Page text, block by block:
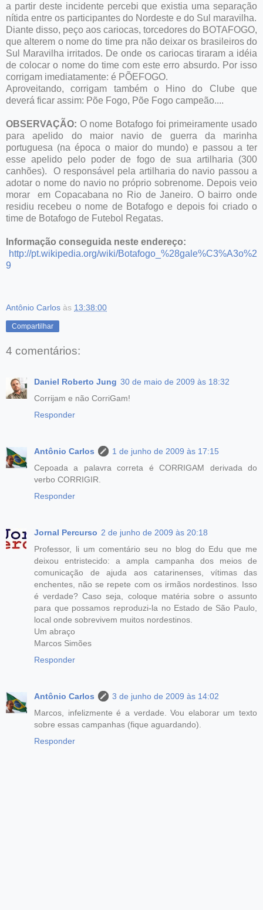
a partir deste incidente percebi que existia uma separação
nítida entre os participantes do Nordeste e do Sul maravilha.
Diante disso, peço aos cariocas, torcedores do BOTAFOGO,
que alterem o nome do time pra não deixar os brasileiros do
Sul Maravilha irritados. De onde os cariocas tiraram a idéia
de colocar o nome do time com este erro absurdo. Por isso
corrigam imediatamente: é PÕEFOGO.
Aproveitando, corrigam também o Hino do Clube que
deverá ficar assim: Põe Fogo, Põe Fogo campeão....
OBSERVAÇÃO: O nome Botafogo foi primeiramente usado
para apelido do maior navio de guerra da marinha
portuguesa (na época o maior do mundo) e passou a ter
esse apelido pelo poder de fogo de sua artilharia (300
canhões). O responsável pela artilharia do navio passou a
adotar o nome do navio no próprio sobrenome. Depois veio
morar em Copacabana no Rio de Janeiro. O bairro onde
residiu recebeu o nome de Botafogo e depois foi criado o
time de Botafogo de Futebol Regatas.
Informação conseguida neste endereço:
http://pt.wikipedia.org/wiki/Botafogo_%28gale%C3%A3o%2
9
Antônio Carlos às 13:38:00
Compartilhar
4 comentários:
Daniel Roberto Jung 30 de maio de 2009 às 18:32
Corrijam e não CorriGam!
Responder
Antônio Carlos
1 de junho de 2009 às 17:15
Cepoada a palavra correta é CORRIGAM derivada do
verbo CORRIGIR.
Responder
Jornal Percurso 2 de junho de 2009 às 20:18
Professor, li um comentário seu no blog do Edu que me
deixou entristecido: a ampla campanha dos meios de
comunicação de ajuda aos catarinenses, vítimas das
enchentes, não se repete com os irmãos nordestinos. Isso
é verdade? Caso seja, coloque matéria sobre o assunto
para que possamos reproduzi-la no Estado de São Paulo,
local onde sobrevivem muitos nordestinos.
Um abraço
Marcos Simões
Responder
Antônio Carlos
3 de junho de 2009 às 14:02
Marcos, infelizmente é a verdade. Vou elaborar um texto
sobre essas campanhas (fique aguardando).
Responder